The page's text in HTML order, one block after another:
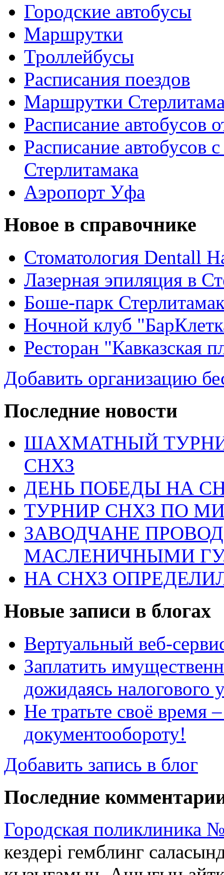
Городские автобусы
Маршрутки
Троллейбусы
Расписания поездов
Маршрутки
Расписание автобусов
Расписание автобусов
Стерлитамака
Аэропорт Уфа
Новое в справочнике
Стоматология Dentall
Лазерная эпиляция в
Боше-парк
Ночной клуб
Ресторан "Кавказская
Добавить организацию
Последние новости
ШАХМАТНЫЙ
СНХЗ
ДЕНЬ ПОБЕДЫ НА
ТУРНИР СНХЗ ПО
ЗАВОДЧАНЕ
МАСЛЕНИЧНЫМИ
НА СНХЗ
Новые записи в блогах
Вертуальный веб-
Заплатить
дожидаясь налогового
Не тратьте своё время
документообороту!
Добавить запись в блог
Последние
Городская поликлиника
кездері гемблинг